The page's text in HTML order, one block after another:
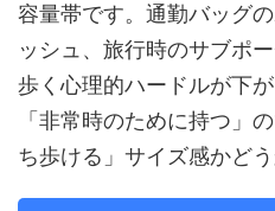
容量帯です。通勤バッグ
ッシュ、旅行時のサブポ
歩く心理的ハードルが下が
「非常時のために持つ」
ち歩ける」サイズ感かど